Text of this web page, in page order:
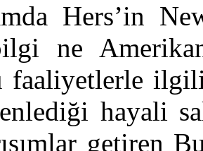
Hers’in
ne
faaliyetlerle ilgili
hayali
getiren